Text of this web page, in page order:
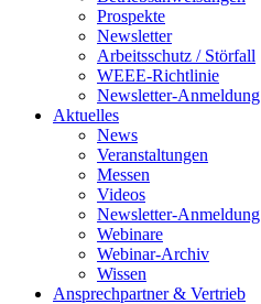
Prospekte
Newsletter
Arbeitsschutz / Störfall
WEEE-Richtlinie
Newsletter-Anmeldung
Aktuelles
News
Veranstaltungen
Messen
Videos
Newsletter-Anmeldung
Webinare
Webinar-Archiv
Wissen
Ansprechpartner & Vertrieb